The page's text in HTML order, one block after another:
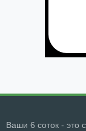
Ваши 6 соток - это